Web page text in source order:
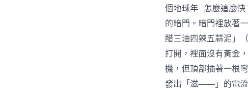
個地球年…怎麼這麼
的暗門。暗門裡放著
醋三油四辣五蒜泥」
打開，裡面沒有黃金
機，但頂部插著一根
發出「滋——」的電流